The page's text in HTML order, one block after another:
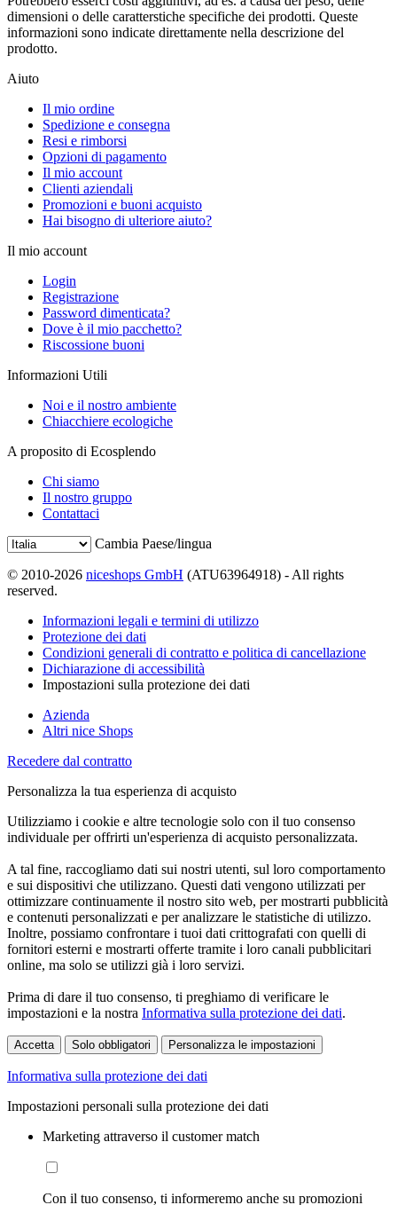
dimensioni o delle caratterstiche specifiche dei prodotti. Queste
informazioni sono indicate direttamente nella descrizione del
prodotto.
Aiuto
Il mio ordine
Spedizione e consegna
Resi e rimborsi
Opzioni di pagamento
Il mio account
Clienti aziendali
Promozioni e buoni acquisto
Hai bisogno di ulteriore aiuto?
Il mio account
Login
Registrazione
Password dimenticata?
Dove è il mio pacchetto?
Riscossione buoni
Informazioni Utili
Noi e il nostro ambiente
Chiacchiere ecologiche
A proposito di Ecosplendo
Chi siamo
Il nostro gruppo
Contattaci
Cambia Paese/lingua
© 2010-2026 niceshops GmbH (ATU63964918) - All rights
reserved.
Informazioni legali e termini di utilizzo
Protezione dei dati
Condizioni generali di contratto e politica di cancellazione
Dichiarazione di accessibilità
Impostazioni sulla protezione dei dati
Azienda
Altri nice Shops
Recedere dal contratto
Personalizza la tua esperienza di acquisto
Utilizziamo i cookie e altre tecnologie solo con il tuo consenso
individuale per offrirti un'esperienza di acquisto personalizzata.
A tal fine, raccogliamo dati sui nostri utenti, sul loro comportamento
e sui dispositivi che utilizzano. Questi dati vengono utilizzati per
ottimizzare continuamente il nostro sito web, per mostrarti pubblicità
e contenuti personalizzati e per analizzare le statistiche di utilizzo.
Inoltre, possiamo confrontare i tuoi dati crittografati con quelli di
fornitori esterni e mostrarti offerte tramite i loro canali pubblicitari
online, ma solo se utilizzi già i loro servizi.
Prima di dare il tuo consenso, ti preghiamo di verificare le
impostazioni e la nostra Informativa sulla protezione dei dati.
Accetta Solo obbligatori Personalizza le impostazioni
Informativa sulla protezione dei dati
Impostazioni personali sulla protezione dei dati
Marketing attraverso il customer match
Con il tuo consenso, ti informeremo anche su promozioni